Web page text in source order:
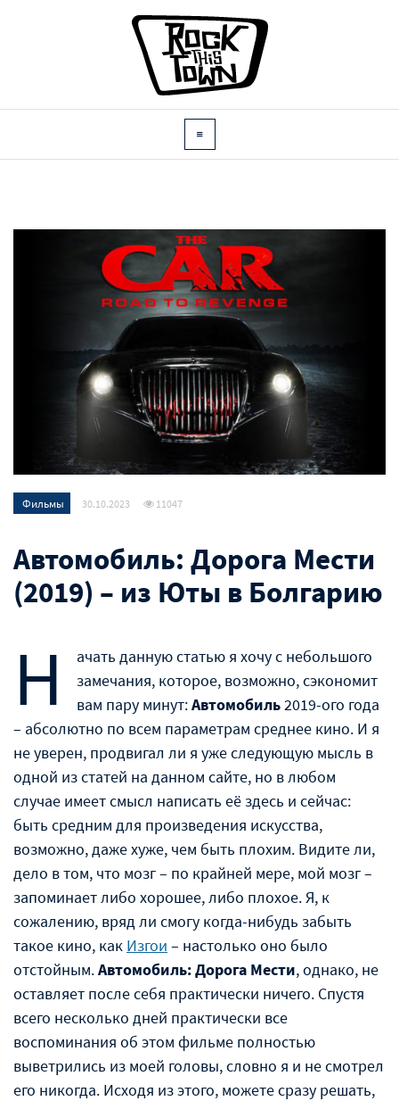
Фильмы 30.10.2023 11047
Автомобиль: Дорога Мести
(2019) – из Юты в Болгарию
Н
ачать данную статью я хочу с небольшого
замечания, которое, возможно, сэкономит
вам пару минут:Автомобиль2019-ого года
– абсолютно по всем параметрам среднее кино. И я
не уверен, продвигал ли я уже следующую мысль в
одной из статей на данном сайте, но в любом
случае имеет смысл написать её здесь и сейчас:
быть средним для произведения искусства,
возможно, даже хуже, чем быть плохим. Видите ли,
дело в том, что мозг – по крайней мере, мой мозг –
запоминает либо хорошее, либо плохое. Я, к
сожалению, вряд ли смогу когда-нибудь забыть
такое кино, как Изгои – настолько оно было
отстойным.Автомобиль: Дорога Мести, однако, не
оставляет после себя практически ничего. Спустя
всего несколько дней практически все
воспоминания об этом фильме полностью
выветрились из моей головы, словно я и не смотрел
его никогда. Исходя из этого, можете сразу решать,